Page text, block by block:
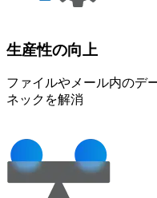
生産性の向上
ファイルやメール内のデ
ネックを解消